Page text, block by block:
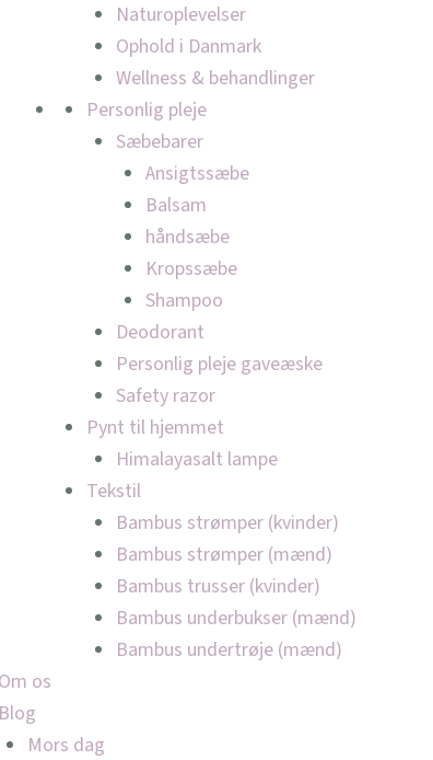
Naturoplevelser
Ophold i Danmark
Wellness & behandlinger
Personlig pleje
Sæbebarer
Ansigtssæbe
Balsam
håndsæbe
Kropssæbe
Shampoo
Deodorant
Personlig pleje gaveæske
Safety razor
Pynt til hjemmet
Himalayasalt lampe
Tekstil
Bambus strømper (kvinder)
Bambus strømper (mænd)
Bambus trusser (kvinder)
Bambus underbukser (mænd)
Bambus undertrøje (mænd)
Om os
Blog
Mors dag